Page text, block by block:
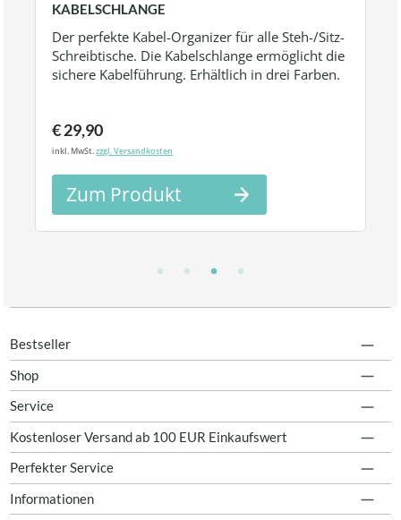
KABELSCHLANGE
Der perfekte Kabel-Organizer für alle Steh-/Sitz-
Schreibtische. Die Kabelschlange ermöglicht die
sichere Kabelführung. Erhältlich in drei Farben.
€ 29,90
inkl. MwSt.zzgl. Versandkosten
Zum Produkt
Bestseller
Shop
Service
Kostenloser Versand ab 100 EUR Einkaufswert
Perfekter Service
Informationen